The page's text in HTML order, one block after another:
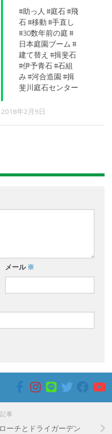
#助っ人 #庭石 #飛
石 #移動 #手直し
#30数年前の庭 #
日本庭園ブーム #
建て替え #揖斐石
#伊予青石 #石組
み #河合造園 #揖
斐川庭石センター
2018年2月9日
メール ※
事
ーチとドライガーデン